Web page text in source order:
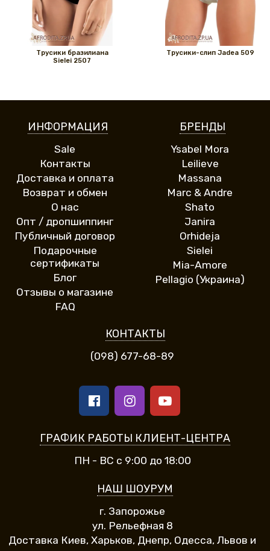
Трусики бразилиана
Sielei 2507
Трусики-слип Jadea 509
ИНФОРМАЦИЯ
Sale
Контакты
Доставка и оплата
Возврат и обмен
О нас
Опт / дропшиппинг
Публичный договор
Подарочные
сертификаты
Блог
Отзывы о магазине
FAQ
БРЕНДЫ
Ysabel Mora
Leilieve
Massana
Marc & Andre
Shato
Janira
Orhideja
Sielei
Mia-Amore
Pellagio (Украина)
КОНТАКТЫ
(098) 677-68-89
ГРАФИК РАБОТЫ КЛИЕНТ-ЦЕНТРА
ПН - ВС с 9:00 до 18:00
НАШ ШОУРУМ
г. Запорожье
ул. Рельефная 8
Доставка Киев, Харьков, Днепр, Одесса, Львов и